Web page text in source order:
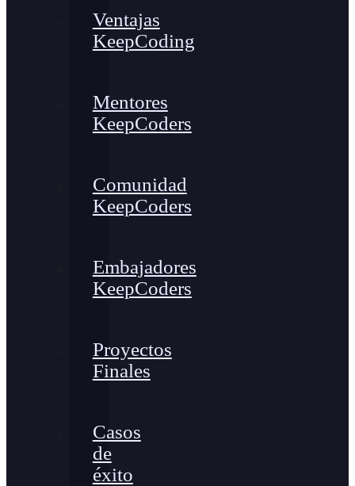
Ventajas
KeepCoding
Mentores
KeepCoders
Comunidad
KeepCoders
Embajadores
KeepCoders
Proyectos
Finales
Casos
de
éxito